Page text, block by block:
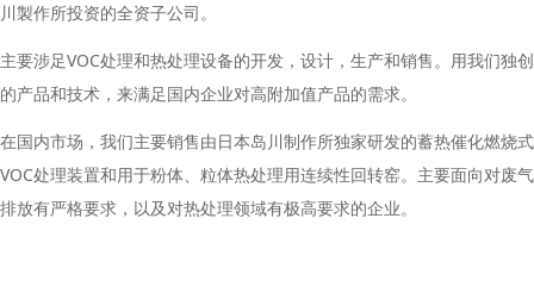
川製作所投资的全资子公司。
主要涉足VOC处理和热处理设备的开发，设计，生产和销售。用我们独创
的产品和技术，来满足国内企业对高附加值产品的需求。
在国内市场，我们主要销售由日本岛川制作所独家研发的蓄热催化燃烧式
VOC处理装置和用于粉体、粒体热处理用连续性回转窑。主要面向对废气
排放有严格要求，以及对热处理领域有极高要求的企业。